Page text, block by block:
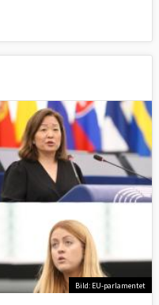
Bild: EU-parlamentet